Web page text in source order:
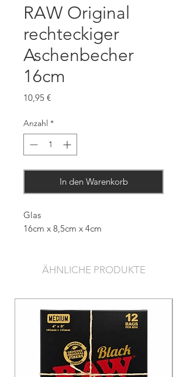
RAW Original
rechteckiger
Aschenbecher
16cm
10,95 €Preis
Anzahl *
In den Warenkorb
Glas
16cm x 8,5cm x 4cm
ÄHNLICHE PRODUKTE